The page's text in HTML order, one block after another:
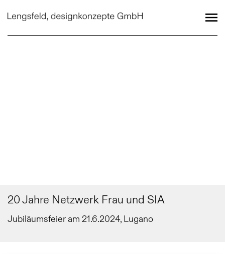
20 Jahre Netzwerk Frau und SIA
Jubiläumsfeier am 21.6.2024, Lugano